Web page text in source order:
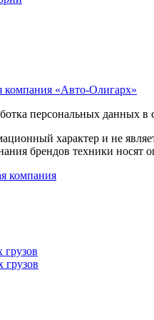
«Авто-Олигарх»
персональных данных в
характер и не
брендов техники носят
грузов
грузов